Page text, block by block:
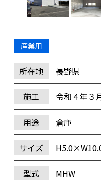
産業用
所在地 長野県
施工 令和４年３
用途 倉庫
サイズ
型式 MHW